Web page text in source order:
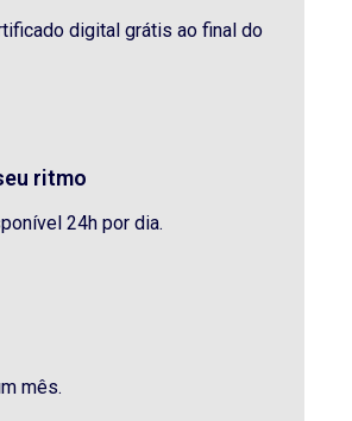
digital grátis ao final do
ritmo
24h por dia.
mês.